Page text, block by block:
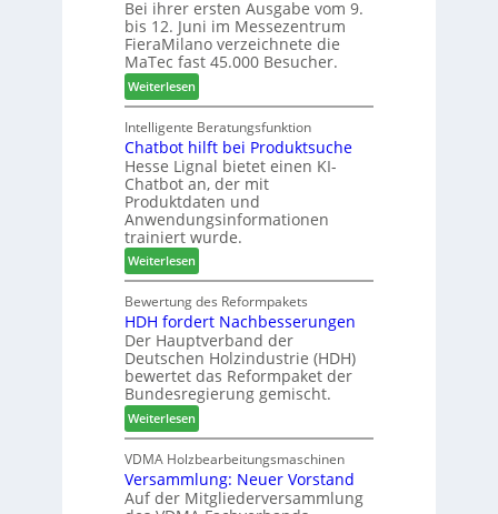
r
l
a
n
t
a
g
ä
s
e
r
u
n
d
-
V
e
r
b
i
n
e
r
a
r
e
-
A
k
t
i
o
n
s
w
o
c
h
e
n
2
0
2
6
Bei ihrer ersten Ausgabe vom 9.
bis 12. Juni im Messezentrum
FieraMilano verzeichnete die
MaTec fast 45.000 Besucher.
Weiterlesen:
M
a
T
e
c
m
e
l
d
e
t
B
e
s
u
c
h
e
r
z
a
Intelligente Beratungsfunktion
Chatbot hilft bei Produktsuche
Hesse Lignal bietet einen KI-
Chatbot an, der mit
Produktdaten und
Anwendungsinformationen
trainiert wurde.
Weiterlesen:
C
h
a
t
b
o
t
h
i
l
t
Bewertung des Reformpakets
HDH fordert Nachbesserungen
Der Hauptverband der
Deutschen Holzindustrie (HDH)
bewertet das Reformpaket der
Bundesregierung gemischt.
Weiterlesen:
H
D
H
f
VDMA Holzbearbeitungsmaschinen
Versammlung: Neuer Vorstand
Auf der Mitgliederversammlung